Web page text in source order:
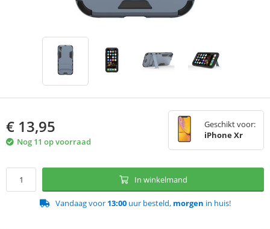
€ 13,95
Nog 11 op voorraad
Geschikt voor:
iPhone Xr
In winkelmand
Vandaag voor 13:00uur besteld, morgen in huis!